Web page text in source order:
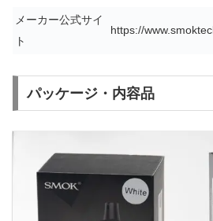
メーカー公式サイ
ト
https://
パッケージ・内容品